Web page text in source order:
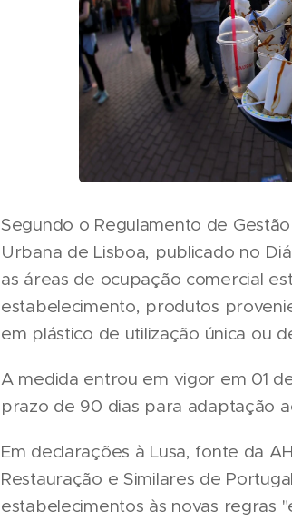
Segundo o Regulamento de
Urbana de Lisboa, publicado no
as áreas de ocupação comercial
estabelecimento, produtos
em plástico de utilização única ou
A medida entrou em vigor em 01
prazo de 90 dias para adaptação
Em declarações à Lusa, fonte da
Restauração e Similares de
estabelecimentos às novas regras